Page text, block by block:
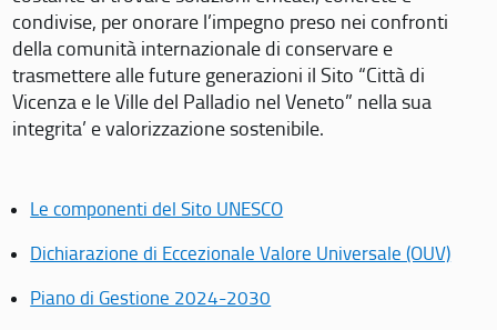
condivise, per onorare l’impegno preso nei confronti
della comunità internazionale di conservare e
trasmettere alle future generazioni il Sito “Città di
Vicenza e le Ville del Palladio nel Veneto” nella sua
integrita’ e valorizzazione sostenibile.
Le componenti del Sito UNESCO
Dichiarazione di Eccezionale Valore Universale (OUV)
Piano di Gestione 2024-2030